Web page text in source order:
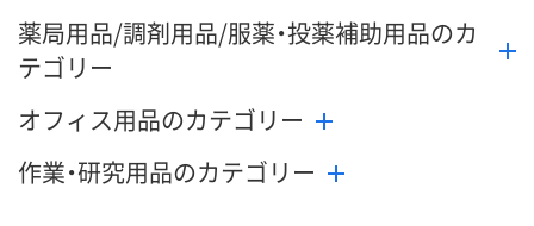
薬局用品/調剤用品/服薬・投薬補助用品のカ
テゴリー
オフィス用品のカテゴリー
作業・研究用品のカテゴリー